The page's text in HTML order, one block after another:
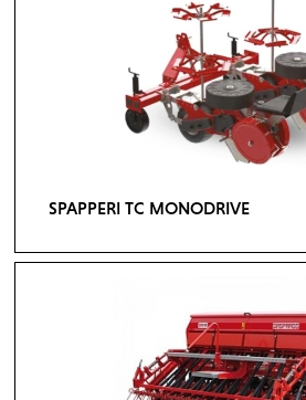
SPAPPERI TC MONODRIVE